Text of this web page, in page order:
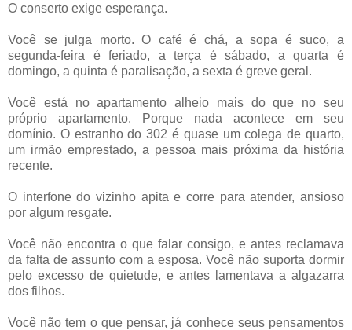
O conserto exige esperança.
Você se julga morto. O café é chá, a sopa é suco, a
segunda-feira é feriado, a terça é sábado, a quarta é
domingo, a quinta é paralisação, a sexta é greve geral.
Você está no apartamento alheio mais do que no seu
próprio apartamento. Porque nada acontece em seu
domínio. O estranho do 302 é quase um colega de quarto,
um irmão emprestado, a pessoa mais próxima da história
recente.
O interfone do vizinho apita e corre para atender, ansioso
por algum resgate.
Você não encontra o que falar consigo, e antes reclamava
da falta de assunto com a esposa. Você não suporta dormir
pelo excesso de quietude, e antes lamentava a algazarra
dos filhos.
Você não tem o que pensar, já conhece seus pensamentos